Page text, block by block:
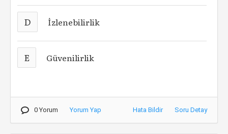
D İzlenebilirlik
E Güvenilirlik
0 Yorum Yorum Yap Hata Bildir Soru Detay